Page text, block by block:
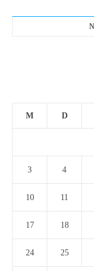
M D
3 4
10 11
17 18
24 25